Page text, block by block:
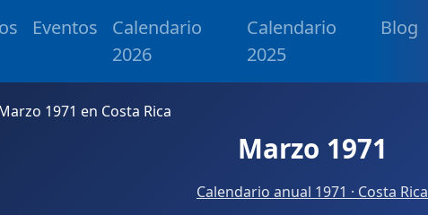
Eventos
Calendario
2026
Calendario
2025
Blog
1971 en Costa Rica
Marzo 1971
Calendario anual 1971 · Costa Rica